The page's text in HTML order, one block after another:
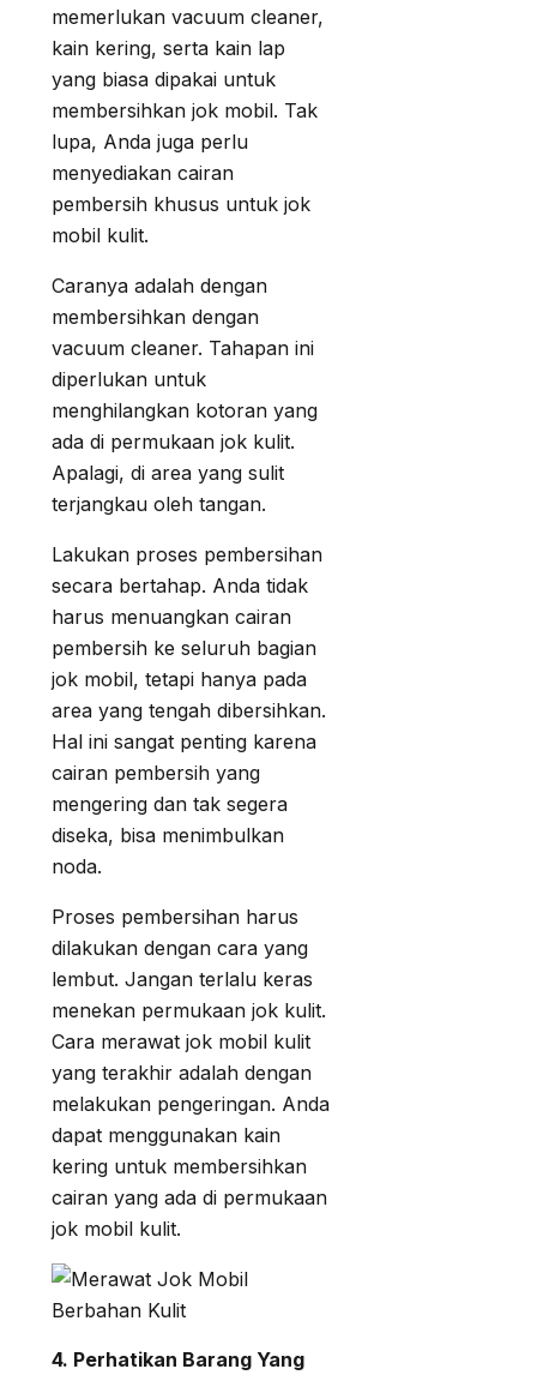
memerlukan vacuum cleaner,
kain kering, serta kain lap
yang biasa dipakai untuk
membersihkan jok mobil. Tak
lupa, Anda juga perlu
menyediakan cairan
pembersih khusus untuk jok
mobil kulit.
Caranya adalah dengan
membersihkan dengan
vacuum cleaner. Tahapan ini
diperlukan untuk
menghilangkan kotoran yang
ada di permukaan jok kulit.
Apalagi, di area yang sulit
terjangkau oleh tangan.
Lakukan proses pembersihan
secara bertahap. Anda tidak
harus menuangkan cairan
pembersih ke seluruh bagian
jok mobil, tetapi hanya pada
area yang tengah dibersihkan.
Hal ini sangat penting karena
cairan pembersih yang
mengering dan tak segera
diseka, bisa menimbulkan
noda.
Proses pembersihan harus
dilakukan dengan cara yang
lembut. Jangan terlalu keras
menekan permukaan jok kulit.
Cara merawat jok mobil kulit
yang terakhir adalah dengan
melakukan pengeringan. Anda
dapat menggunakan kain
kering untuk membersihkan
cairan yang ada di permukaan
jok mobil kulit.
4. Perhatikan Barang Yang